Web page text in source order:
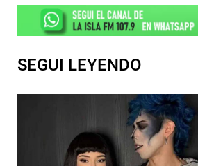
SEGUI LEYENDO